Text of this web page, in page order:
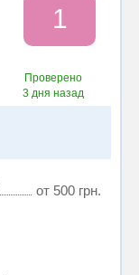
1
Проверено
3 дня назад
от 500 грн.